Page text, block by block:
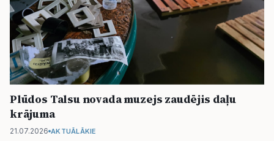
Plūdos Talsu novada muzejs zaudējis daļu
krājuma
21.07.2026 AKTUĀLĀKIE